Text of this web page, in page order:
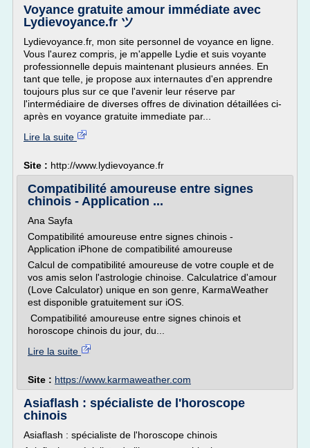
Voyance gratuite amour immédiate avec
Lydievoyance.fr ツ
Lydievoyance.fr, mon site personnel de voyance en ligne.
Vous l'aurez compris, je m'appelle Lydie et suis voyante
professionnelle depuis maintenant plusieurs années. En
tant que telle, je propose aux internautes d'en apprendre
toujours plus sur ce que l'avenir leur réserve par
l'intermédiaire de diverses offres de divination détaillées ci-
après en voyance gratuite immediate par...
Lire la suite
Site : http://www.lydievoyance.fr
Compatibilité amoureuse entre signes
chinois - Application ...
Ana Sayfa
Compatibilité amoureuse entre signes chinois -
Application iPhone de compatibilité amoureuse
Calcul de compatibilité amoureuse de votre couple et de
vos amis selon l'astrologie chinoise. Calculatrice d'amour
(Love Calculator) unique en son genre, KarmaWeather
est disponible gratuitement sur iOS.
Compatibilité amoureuse entre signes chinois et
horoscope chinois du jour, du...
Lire la suite
Site : https://www.karmaweather.com
Asiaflash : spécialiste de l'horoscope
chinois
Asiaflash : spécialiste de l'horoscope chinois